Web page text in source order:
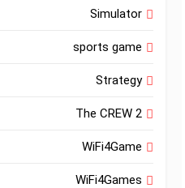
Simulator
sports game
Strategy
The CREW 2
WiFi4Game
WiFi4Games